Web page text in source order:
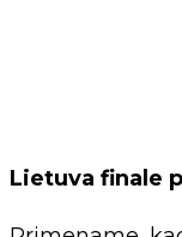
Lietuva finale